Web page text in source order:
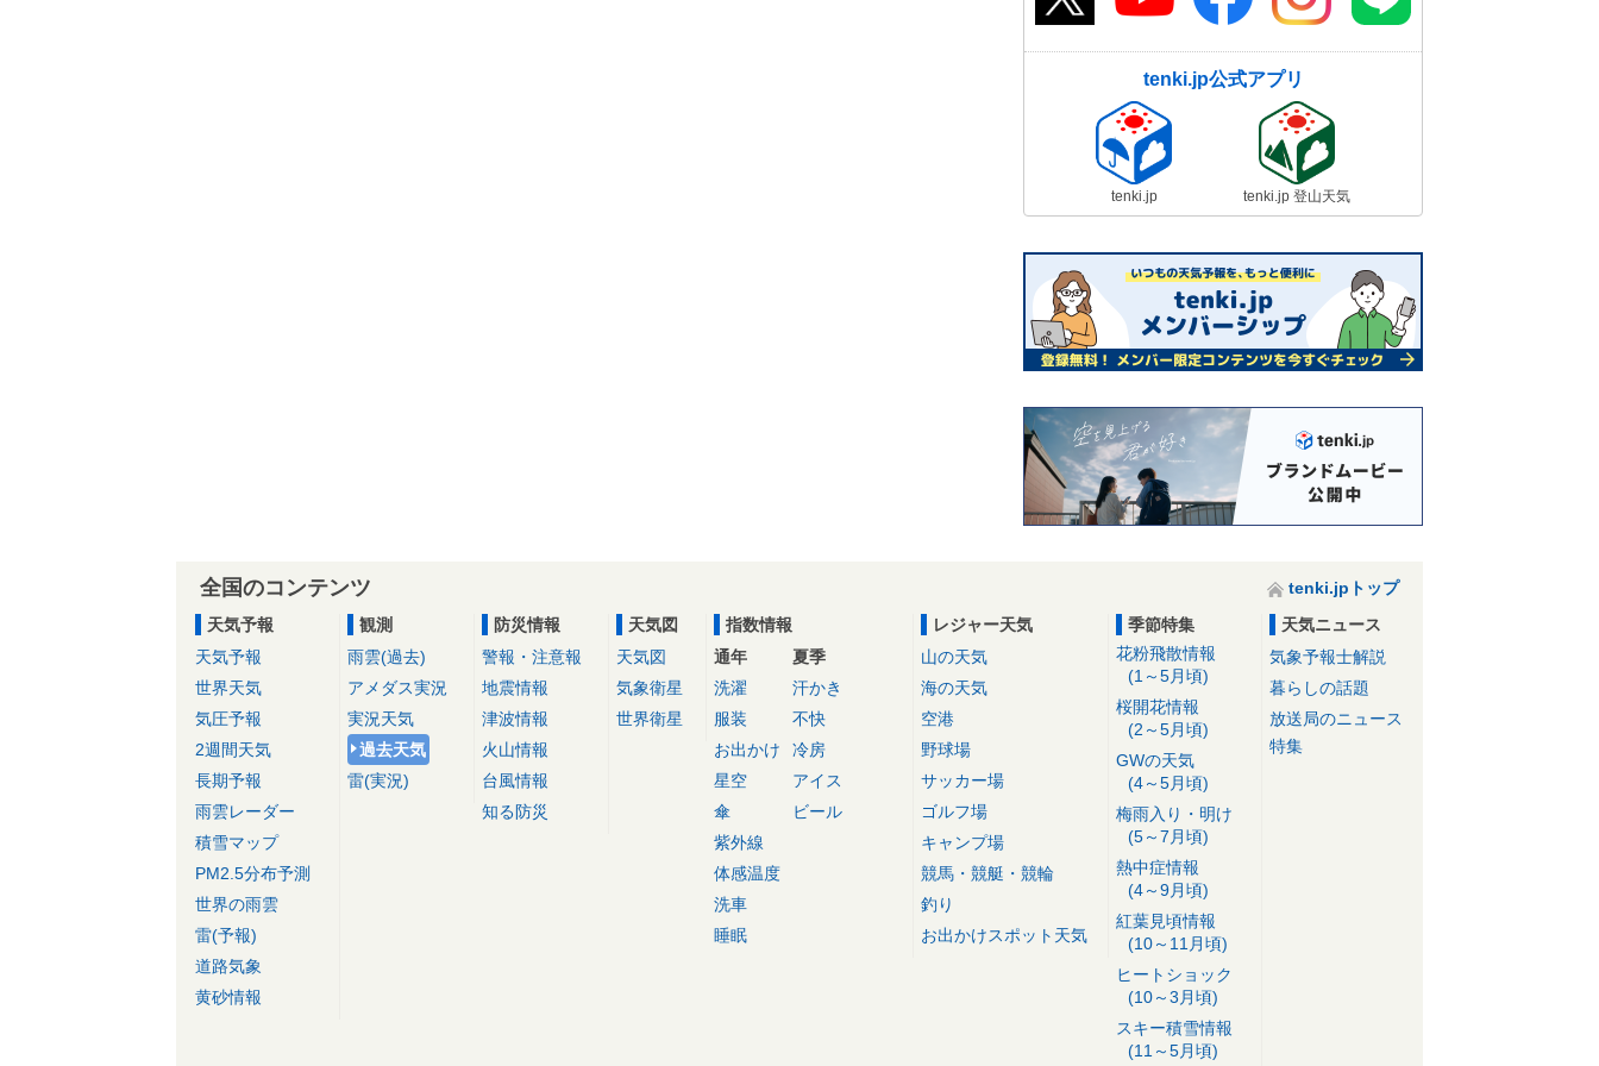
tenki.jp公式アプリ
tenki.jp tenki.jp 登山天気
全国のコンテンツ
tenki.jpトップ
天気予報
天気予報
世界天気
気圧予報
2週間天気
長期予報
雨雲レーダー
積雪マップ
PM2.5分布予測
世界の雨雲
雷(予報)
道路気象
黄砂情報
観測
雨雲(過去)
アメダス実況
実況天気
過去天気
雷(実況)
防災情報
警報・注意報
地震情報
津波情報
火山情報
台風情報
知る防災
天気図
天気図
気象衛星
世界衛星
指数情報
通年
洗濯
服装
お出かけ
星空
傘
紫外線
体感温度
洗車
睡眠
夏季
汗かき
不快
冷房
アイス
ビール
レジャー天気
山の天気
海の天気
空港
野球場
サッカー場
ゴルフ場
キャンプ場
競馬・競艇・競輪
釣り
お出かけスポット天気
季節特集
花粉飛散情報
(1～5月頃)
桜開花情報
(2～5月頃)
GWの天気
(4～5月頃)
梅雨入り・明け
(5～7月頃)
熱中症情報
(4～9月頃)
紅葉見頃情報
(10～11月頃)
ヒートショック
(10～3月頃)
スキー積雪情報
(11～5月頃)
天気ニュース
気象予報士解説
暮らしの話題
放送局のニュース
特集